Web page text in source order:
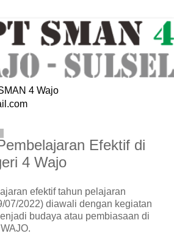
4 Wajo
Efektif di
4 Wajo
efektif tahun pelajaran
07/2022) diawali dengan kegiatan
budaya atau pembiasaan di